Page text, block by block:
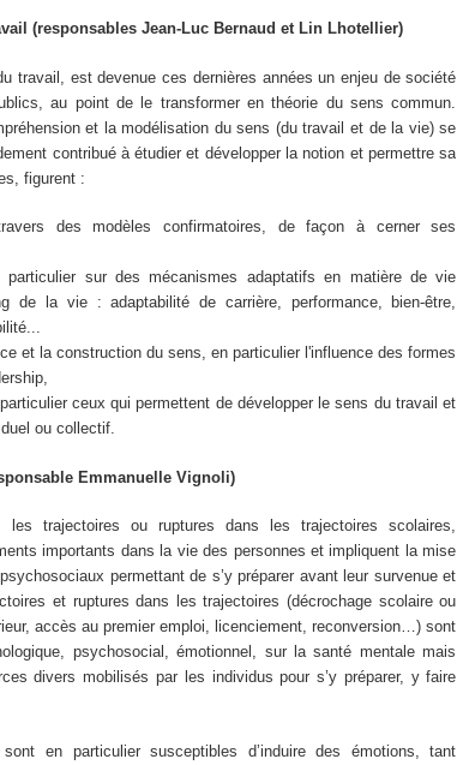
(responsables Jean-Luc Bernaud et Lin Lhotellier)
travail, est devenue ces dernières années un enjeu de société
au point de le transformer en théorie du sens commun.
et la modélisation du sens (du travail et de la vie) se
contribué à étudier et développer la notion et permettre sa
figurent :
des modèles confirmatoires, de façon à cerner ses
sur des mécanismes adaptatifs en matière de vie
de la vie : adaptabilité de carrière, performance, bien-être,
et la construction du sens, en particulier l'influence des formes
ceux qui permettent de développer le sens du travail et
ou collectif.
Emmanuelle Vignoli)
les trajectoires ou ruptures dans les trajectoires scolaires,
importants dans la vie des personnes et impliquent la mise
permettant de s’y préparer avant leur survenue et
et ruptures dans les trajectoires (décrochage scolaire ou
accès au premier emploi, licenciement, reconversion…) sont
psychosocial, émotionnel, sur la santé mentale mais
divers mobilisés par les individus pour s’y préparer, y faire
en particulier susceptibles d’induire des émotions, tant